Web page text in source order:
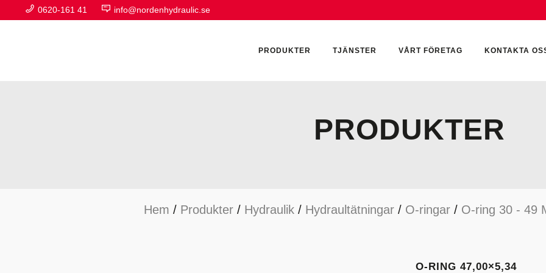
0620-161 41 info@nordenhydraulic.se
PRODUKTER
HYDRAULIKTILLBEHÖR HYDRAULMOTORER
TJÄNSTER VÅRT FÖRETAG KONTAKTA
PRODUKTER
Hem / Produkter / Hydraulik / Hydraultätningar / O-ringar / O-ring 30 - 49
O-RING 47,00×5,34